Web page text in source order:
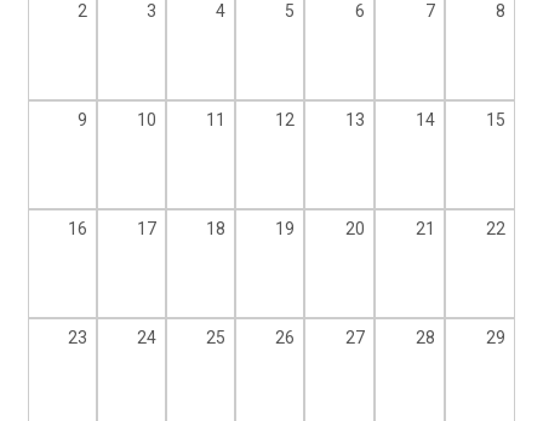
2 3 4 5 6 7 8
9 10 11 12 13 14 15
16 17 18 19 20 21 22
23 24 25 26 27 28 29